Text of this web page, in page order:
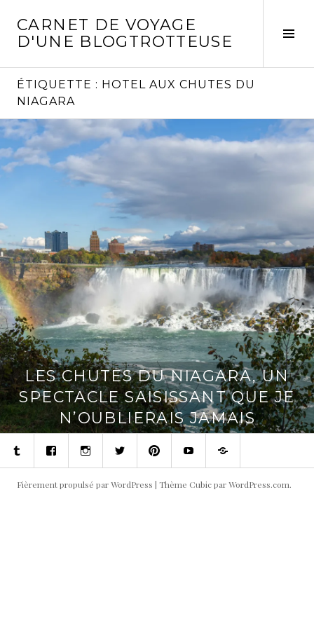
contenu
CARNET DE VOYAGE
D'UNE BLOGTROTTEUSE
ÉTIQUETTE : HOTEL AUX CHUTES DU
NIAGARA
LES CHUTES DU NIAGARA, UN
SPECTACLE SAISISSANT QUE JE
N’OUBLIERAIS JAMAIS
TumblrFacebookInstagramTwitterPinterestYoutubeContact
Fièrement propulsé par WordPress | Thème Cubic parWordPress.com.